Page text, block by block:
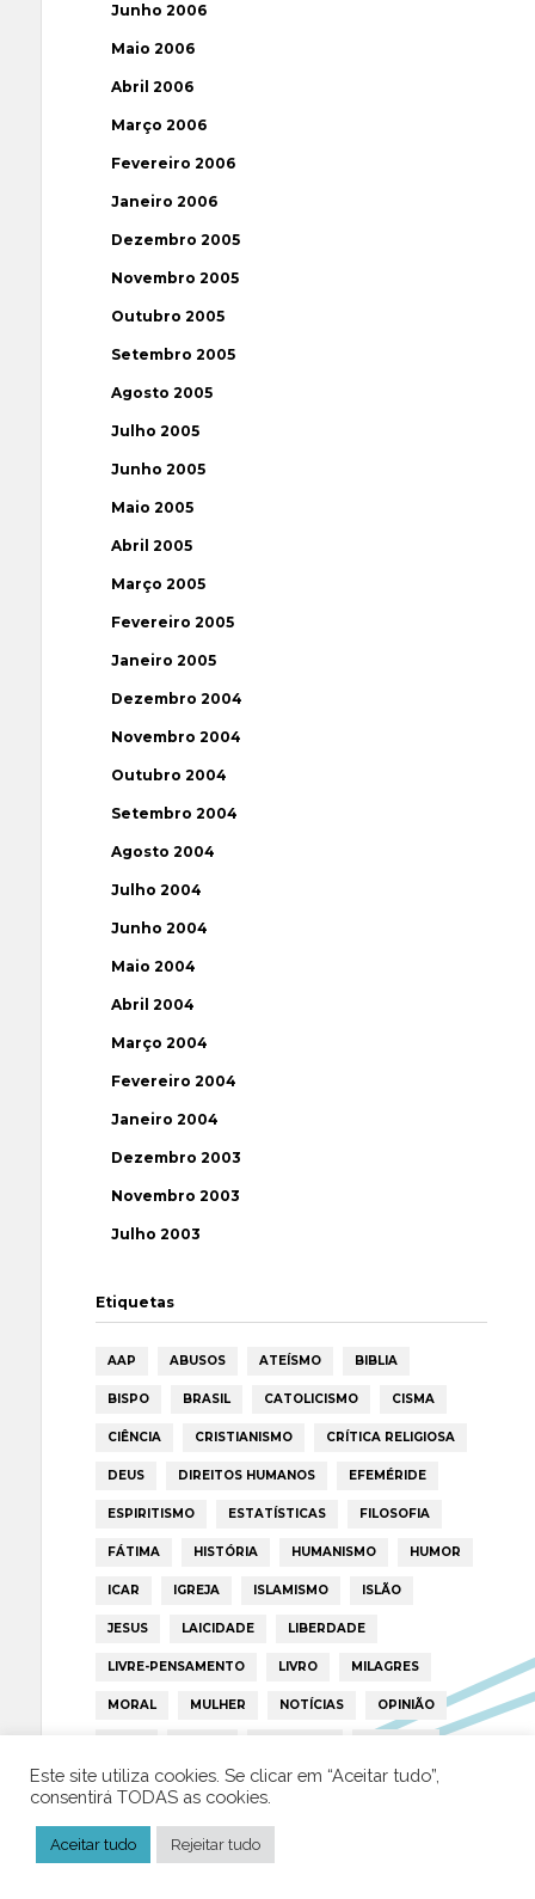
Junho 2006
Maio 2006
Abril 2006
Março 2006
Fevereiro 2006
Janeiro 2006
Dezembro 2005
Novembro 2005
Outubro 2005
Setembro 2005
Agosto 2005
Julho 2005
Junho 2005
Maio 2005
Abril 2005
Março 2005
Fevereiro 2005
Janeiro 2005
Dezembro 2004
Novembro 2004
Outubro 2004
Setembro 2004
Agosto 2004
Julho 2004
Junho 2004
Maio 2004
Abril 2004
Março 2004
Fevereiro 2004
Janeiro 2004
Dezembro 2003
Novembro 2003
Julho 2003
Etiquetas
AAP ABUSOS ATEÍSMO BIBLIA
BISPO BRASIL CATOLICISMO CISMA
CIÊNCIA CRISTIANISMO CRÍTICA RELIGIOSA
DEUS DIREITOS HUMANOS EFEMÉRIDE
ESPIRITISMO ESTATÍSTICAS FILOSOFIA
FÁTIMA HISTÓRIA HUMANISMO HUMOR
ICAR IGREJA ISLAMISMO ISLÃO
JESUS LAICIDADE LIBERDADE
LIVRE-PENSAMENTO LIVRO MILAGRES
MORAL MULHER NOTÍCIAS OPINIÃO
PORTUGAL RELIGIÃO RELIGIÕES RTP
Este site utiliza cookies. Se clicar em “Aceitar tudo”,
consentirá TODAS as cookies.
Aceitar tudo Rejeitar tudo